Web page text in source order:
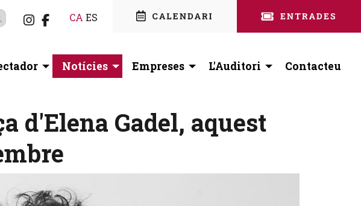
CA ES
Link a instagram
Link a facebook
Cercar
Notícies Empreses L'Auditori Contacteu
d'Elena Gadel, aquest